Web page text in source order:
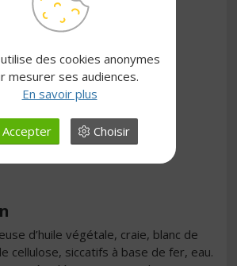
supports.
(classe 1).
opacifiant.
d’huile végétale, craie, blanc de
cellulose, siccatifs à base de fer, eau.
des cookies anonymes
mesurer ses audiences.
En savoir plus
Accepter Choisir